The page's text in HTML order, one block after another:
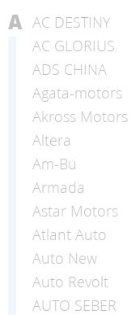
A AC DESTINY
AC GLORIUS
ADS CHINA
Agata-motors
Akross Motors
Altera
Am-Bu
Armada
Astar Motors
Atlant Auto
Auto New
Auto Revolt
AUTO SEBER